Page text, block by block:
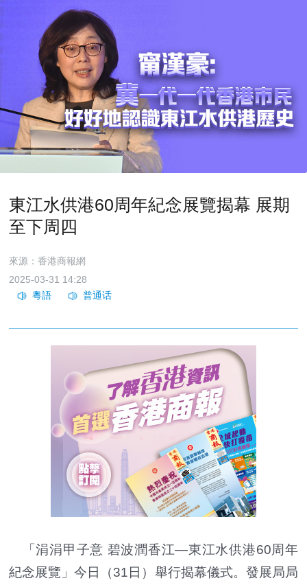
東江水供港60周年紀念展覽揭幕 展期
至下周四
來源：香港商報網
2025-03-31 14:28
「涓涓甲子意 碧波潤香江—東江水供港60周年
紀念展覽」今日（31日）舉行揭幕儀式。發展局局